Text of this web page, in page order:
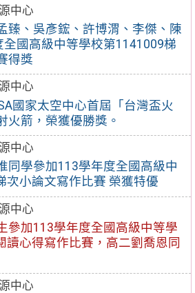
中心
臻、吳彥鋐、許博渭、李傑、陳
國高級中等學校第1141009梯
得獎
中心
國家太空中心首屆「台灣盃火
火箭，榮獲優勝獎。
中心
同學參加113學年度全國高級中
次小論文寫作比賽 榮獲特優
中心
參加113學年度全國高級中等學
讀心得寫作比賽，高二劉喬恩同
中心